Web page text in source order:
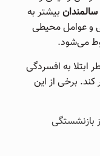
بیشتر به
و عوامل محیطی
می‌شود.
ابتلا به افسردگی
کند. برخی از این
بازنشستگی